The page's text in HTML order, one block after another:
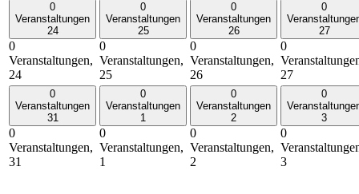
0
Veranstaltungen
24
0
Veranstaltungen,
24
0
Veranstaltungen
25
0
Veranstaltungen,
25
0
Veranstaltungen
26
0
Veranstaltungen,
26
0
27
0
27
0
Veranstaltungen
31
0
Veranstaltungen,
31
0
Veranstaltungen
1
0
Veranstaltungen,
1
0
Veranstaltungen
2
0
Veranstaltungen,
2
0
3
0
3